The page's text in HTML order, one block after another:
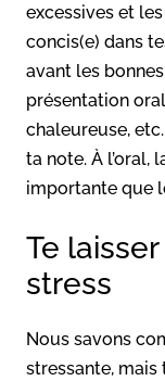
excessives et
concis(e) dans
avant les
présentation
chaleureuse,
ta note. À l’oral,
importante que
Te
stress
Nous savons
stressante, mais